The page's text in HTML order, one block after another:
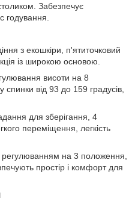
Забезпечує
годування.
з екошкіри, п'ятиточковий
із широкою основою.
висоти на 8
від 93 до 159 градусів,
для зберігання, 4
переміщення, легкість
регулюванням на 3 положення,
простір і комфорт для